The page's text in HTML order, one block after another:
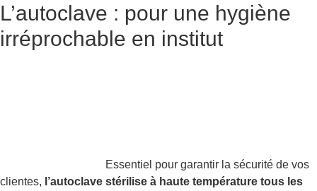
L’autoclave : pour une hygiène
irréprochable en institut
Essentiel pour garantir la sécurité de vos
clientes, l’autoclave stérilise à haute température tous les